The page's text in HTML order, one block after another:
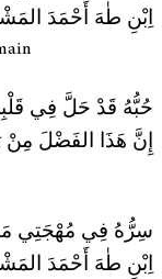
اِبْنِ طٰهَ أَحْمَدَ
حُبُّهُ قَدْ حَلَّ فِي
إِنَّ هَذَا الفَضْلَ مِنْ
سِرُّهُ فِي مُهْجَتِي
اِبْنِ طٰهَ أَحْمَدَ